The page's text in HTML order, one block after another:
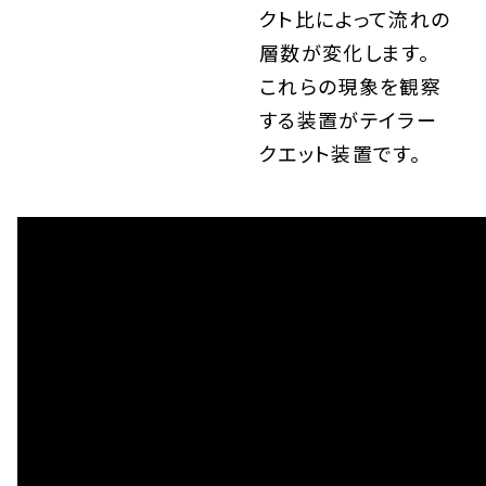
クト比によって流れの
層数が変化します。
これらの現象を観察
する装置がテイラー
クエット装置です。